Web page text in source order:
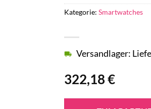
322,18€
Versandlager:
Kategorie: Smartwatches